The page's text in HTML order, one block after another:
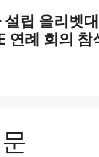
립 올리벳
연례 회의 참